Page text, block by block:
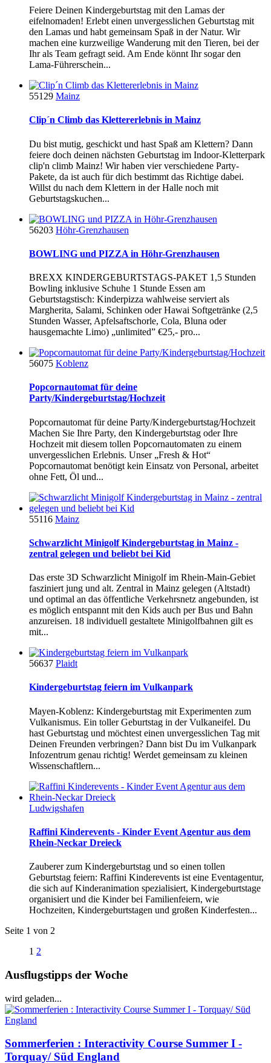
Feiere Deinen Kindergeburtstag mit den Lamas der
eifelnomaden! Erlebt einen unvergesslichen Geburtstag mit
den Lamas und habt gemeinsam Spaß in der Natur. Wir
machen eine kurzweilige Wanderung mit den Tieren, bei der
Ihr als Team gefragt seid. Am Ende könnt Ihr sogar den
Lama-Führerschein...
55129 Mainz
Clip´n Climb das Klettererlebnis in Mainz
Du bist mutig, geschickt und hast Spaß am Klettern? Dann
feiere doch deinen nächsten Geburtstag im Indoor-Kletterpark
clip'n climb Mainz! Wir haben vier verschiedene Party-
Pakete, da ist auch für dich bestimmt das Richtige dabei.
Willst du nach dem Klettern in der Halle noch mit
Geburtstagskuchen...
56203 Höhr-Grenzhausen
BOWLING und PIZZA in Höhr-Grenzhausen
BREXX KINDERGEBURTSTAGS-PAKET 1,5 Stunden
Bowling inklusive Schuhe 1 Stunde Essen am
Geburtstagstisch: Kinderpizza wahlweise serviert als
Margherita, Salami, Schinken oder Hawai Softgetränke (2,5
Stunden Wasser, Apfelsaftschorle, Cola, Bluna oder
hausgemachte Limo) „unlimited” €25,- pro...
56075 Koblenz
Popcornautomat für deine
Party/Kindergeburtstag/Hochzeit
Popcornautomat für deine Party/Kindergeburtstag/Hochzeit
Machen Sie Ihre Party, den Kindergeburtstag oder Ihre
Hochzeit mit diesem tollen Popcornautomaten zu einem
unvergesslichen Erlebnis. Unser „Fresh & Hot“
Popcornautomat benötigt kein Einsatz von Personal, arbeitet
ohne Fett, Öl und...
55116 Mainz
Schwarzlicht Minigolf Kindergeburtstag in Mainz -
zentral gelegen und beliebt bei Kid
Das erste 3D Schwarzlicht Minigolf im Rhein-Main-Gebiet
fasziniert jung und alt. Zentral in Mainz gelegen (Altstadt)
und optimal an das öffentliche Verkehrsnetz angebunden, ist
es möglich entspannt mit den Kids auch per Bus und Bahn
anzureisen. 18 individuell gestaltete Minigolfbahnen gilt es
mit...
56637 Plaidt
Kindergeburtstag feiern im Vulkanpark
Mayen-Koblenz: Kindergeburtstag mit Experimenten zum
Vulkanismus. Ein toller Geburtstag in der Vulkaneifel. Du
hast Geburtstag und möchtest einen unvergesslichen Tag mit
Deinen Freunden verbringen? Dann bist Du im Vulkanpark
Infozentrum genau richtig! Werdet gemeinsam zu kleinen
Wissenschaftlern...
Ludwigshafen
Raffini Kinderevents - Kinder Event Agentur aus dem
Rhein-Neckar Dreieck
Zauberer zum Kindergeburtstag und so einen tollen
Geburtstag feiern: Raffini Kinderevents ist eine Eventagentur,
die sich auf Kinderanimation spezialisiert, Kindergeburtstage
organisiert und die Kinder bei Familienfeiern, wie
Hochzeiten, Kindergeburtstagen und großen Kinderfesten...
Seite 1 von 2
1 2
Ausflugstipps der Woche
wird geladen...
Sommerferien : Interactivity Course Summer I -
Torquay/ Süd England